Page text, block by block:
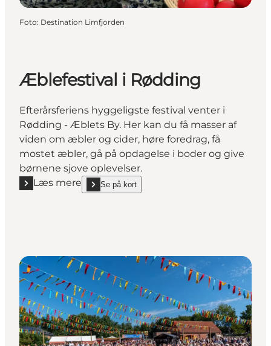
Foto: Destination Limfjorden
Æblefestival i Rødding
Efterårsferiens hyggeligste festival venter i
Rødding - Æblets By. Her kan du få masser af
viden om æbler og cider, høre foredrag, få
mostet æbler, gå på opdagelse i boder og give
børnene sjove oplevelser.
Læs mere
Læs mere "Æblefestival i Rødding"
Se på kort
show Æblefestival i Rødding on_map